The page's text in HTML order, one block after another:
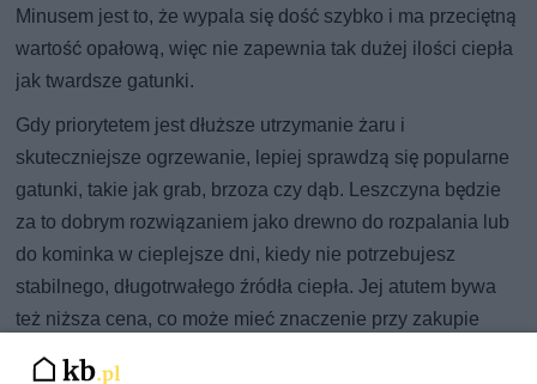
Minusem jest to, że wypala się dość szybko i ma przeciętną
wartość opałową, więc nie zapewnia tak dużej ilości ciepła
jak twardsze gatunki.
Gdy priorytetem jest dłuższe utrzymanie żaru i
skuteczniejsze ogrzewanie, lepiej sprawdzą się popularne
gatunki, takie jak grab, brzoza czy dąb. Leszczyna będzie
za to dobrym rozwiązaniem jako drewno do rozpalania lub
do kominka w cieplejsze dni, kiedy nie potrzebujesz
stabilnego, długotrwałego źródła ciepła. Jej atutem bywa
też niższa cena, co może mieć znaczenie przy zakupie
większej ilości drewna na zapas.